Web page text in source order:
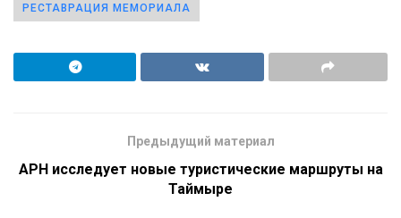
РЕСТАВРАЦИЯ МЕМОРИАЛА
Предыдущий материал
АРН исследует новые туристические маршруты на
Таймыре